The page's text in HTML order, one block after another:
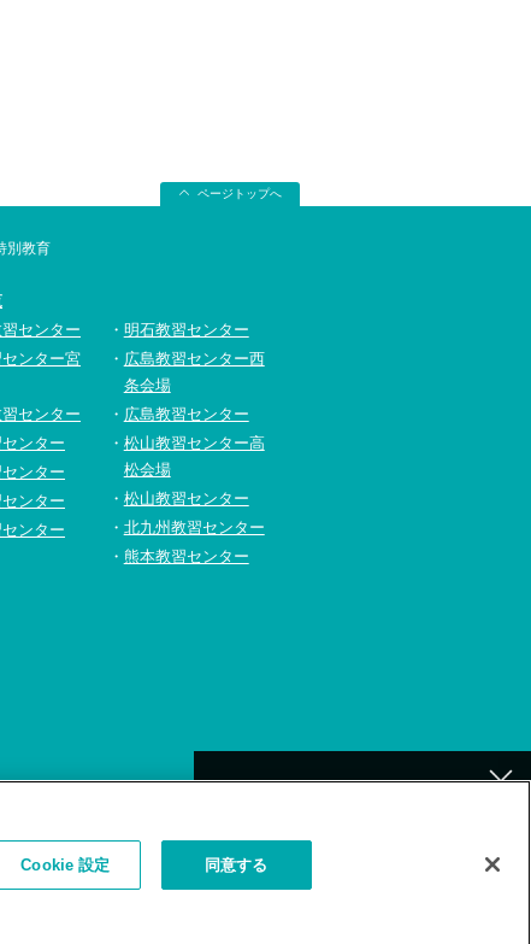
ページトップへ
別教育
センター
ンター宮
センター
ンター
ンター
ンター
ンター
明石教習センター
広島教習センター西
条会場
広島教習センター
松山教習センター高
松会場
松山教習センター
北九州教習センター
熊本教習センター
補講が必要なお客様へ
Cookie 設定 同意する